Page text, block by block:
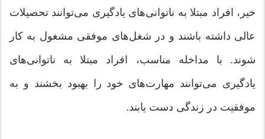
خیر، افراد مبتلا به ناتوانی‌های یادگیری می‌توانند تحصیلات
عالی داشته باشند و در شغل‌های موفقی مشغول به کار
شوند. با مداخله مناسب، افراد مبتلا به ناتوانی‌های
یادگیری می‌توانند مهارت‌های خود را بهبود بخشند و به
موفقیت در زندگی دست یابند.